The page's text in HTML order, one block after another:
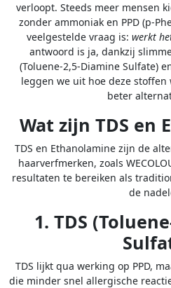
verloopt. Steeds meer mensen
zonder ammoniak en PPD (p-
veelgestelde vraag is: werkt
antwoord is ja, dankzij
(Toluene-2,5-Diamine Sulfate)
leggen we uit hoe deze stoffen
beter
Wat zijn TDS en
TDS en Ethanolamine zijn de
haarverfmerken, zoals
resultaten te bereiken als
de
1. TDS
TDS lijkt qua werking op PPD,
die minder snel allergische